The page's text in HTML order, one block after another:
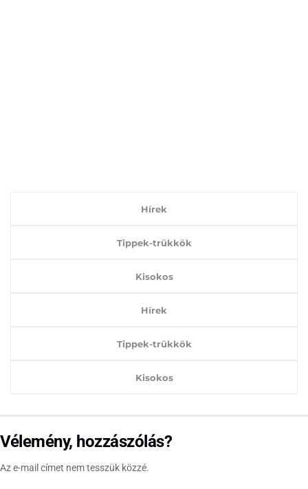
Hírek
Tippek-trükkök
Kisokos
Hírek
Tippek-trükkök
Kisokos
Vélemény, hozzászólás?
Az e-mail címet nem tesszük közzé.